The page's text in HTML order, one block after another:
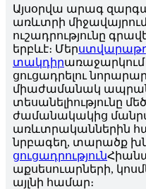
Այսօրվա արագ
առևտրի
ուշադրությունը
երբևէ։ Մեր
տակդիրառաջարկում
ցուցադրելու
միաժամանակ
տեսանելիությունը
ժամանակակից
առևտրականներին
նրբագեղ, տարածք
ցուցադրություն
աքսեսուարների,
այլնի համար։